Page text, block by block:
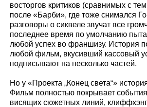
восторгов критиков (сравнимых с
после «Барби», где тоже снимался
разговоры о сиквеле звучат все
последнее время по умолчанию
любой успех во франшизу. История
любой фильм, вкусивший кассовый
подписывают на несколько частей.
Но у «Проекта „Конец света“»
Фильм полностью покрывает события
висящих сюжетных линий,